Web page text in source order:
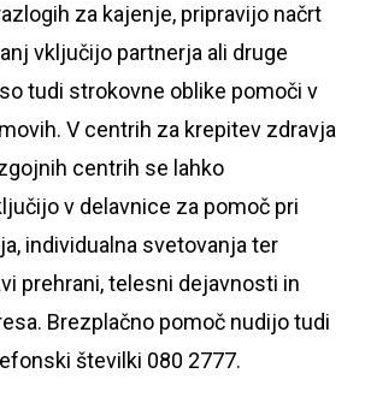
za kajenje, pripravijo načrt
vključijo partnerja ali druge
tudi strokovne oblike pomoči v
V centrih za krepitev zdravja
centrih se lahko
v delavnice za pomoč pri
individualna svetovanja ter
prehrani, telesni dejavnosti in
Brezplačno pomoč nudijo tudi
številki 080 2777.